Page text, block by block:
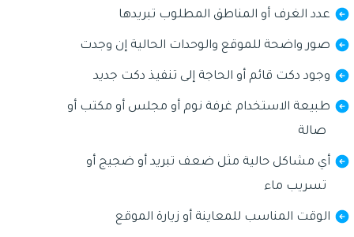
عدد الغرف أو المناطق المطلوب تبريدها
صور واضحة للموقع والوحدات الحالية إن وجدت
وجود دكت قائم أو الحاجة إلى تنفيذ دكت جديد
طبيعة الاستخدام غرفة نوم أو مجلس أو مكتب أو
صالة
أي مشاكل حالية مثل ضعف تبريد أو ضجيج أو
تسريب ماء
الوقت المناسب للمعاينة أو زيارة الموقع